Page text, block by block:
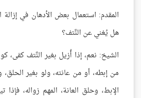
المقدم: استعمال بعض الأدهان في إزالة
هل يُغني عن النَّتف؟
الشيخ: نعم، إذا أُزيل بغير النَّتف كفى،
من إبطه، أو من عانته، ولو بغير
الإبط، وحلق العانة، المهم زواله،